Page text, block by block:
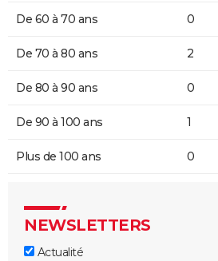
De 60 à 70 ans 0
De 70 à 80 ans 2
De 80 à 90 ans 0
De 90 à 100 ans 1
Plus de 100 ans 0
NEWSLETTERS
Actualité